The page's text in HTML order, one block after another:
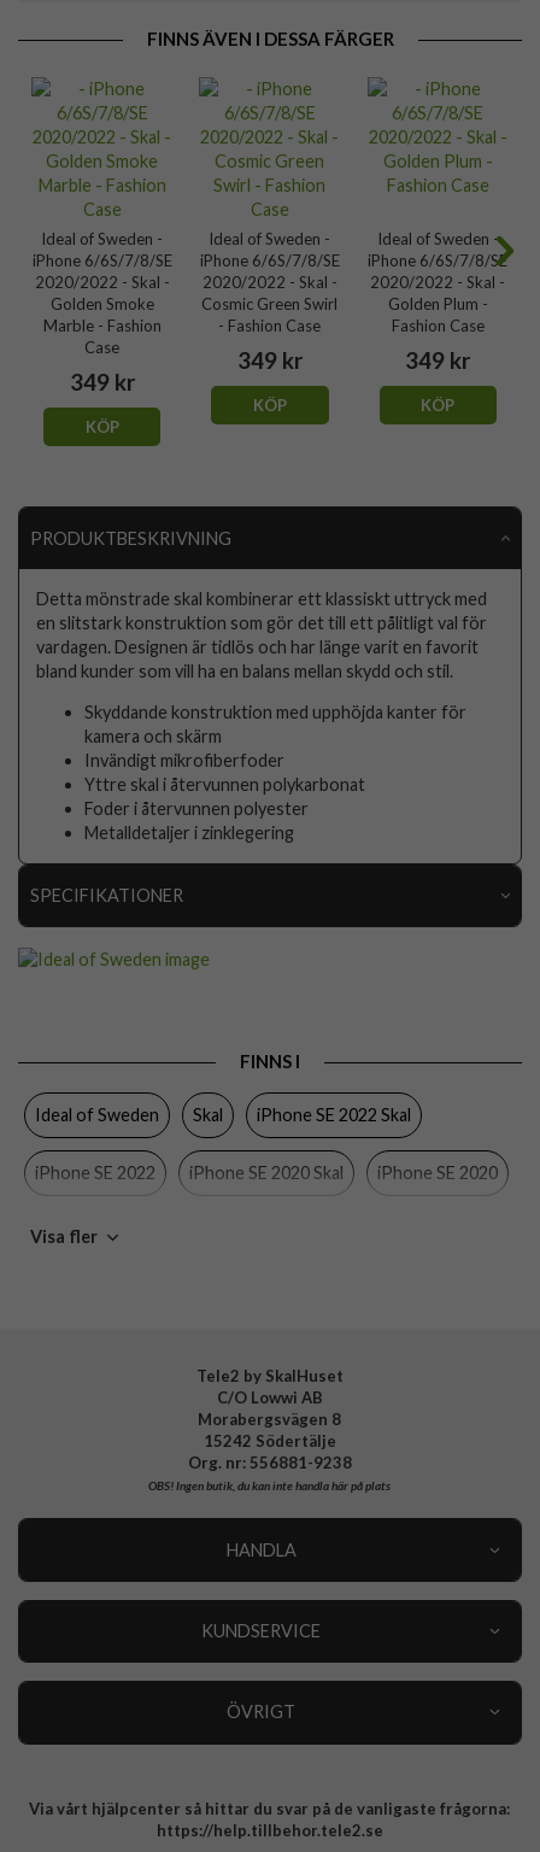
FINNS ÄVEN I DESSA FÄRGER
Ideal of Sweden -
iPhone 6/6S/7/8/SE
2020/2022 - Skal -
Golden Smoke
Marble - Fashion
Case
349 kr
KÖP
Ideal of Sweden -
iPhone 6/6S/7/8/SE
2020/2022 - Skal -
Cosmic Green Swirl
- Fashion Case
349 kr
KÖP
Ideal of Sweden -
iPhone 6/6S/7/8/SE
2020/2022 - Skal -
Golden Plum -
Fashion Case
349 kr
KÖP
PRODUKTBESKRIVNING
Detta mönstrade skal kombinerar ett klassiskt uttryck med
en slitstark konstruktion som gör det till ett pålitligt val för
vardagen. Designen är tidlös och har länge varit en favorit
bland kunder som vill ha en balans mellan skydd och stil.
Skyddande konstruktion med upphöjda kanter för
kamera och skärm
Invändigt mikrofiberfoder
Yttre skal i återvunnen polykarbonat
Foder i återvunnen polyester
Metalldetaljer i zinklegering
SPECIFIKATIONER
Egenskaper Trådlös laddning-kompatibel
Färg
Material Hårdplast (PC)
Varumärke
FINNS I
Ideal of Sweden Skal iPhone SE 2022 Skal
iPhone SE 2022 iPhone SE 2020 Skal iPhone SE 2020
iPhone 8 Skal
Visa fler
Tele2 by SkalHuset
C/O Lowwi AB
Morabergsvägen 8
15242 Södertälje
Org. nr: 556881-9238
OBS!Ingen butik, du kan inte handla här på plats
HANDLA
KUNDSERVICE
ÖVRIGT
Integritetspolicy
Via vårt hjälpcenter så hittar du svar på de vanligaste frågorna:
https://help.tillbehor.tele2.se